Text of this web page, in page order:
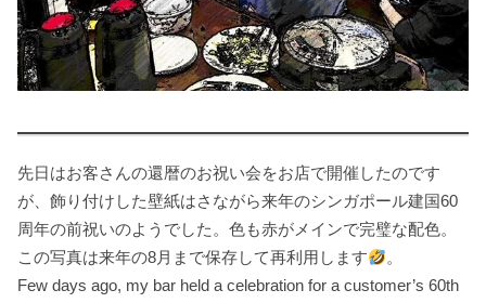
先日はお客さんの還暦のお祝い会をお店で開催したのです
が、飾り付けした壁紙はさながら来年のシンガポール建国60
周年の前祝いのようでした。色も赤がメインで完璧な配色。
この写真は来年の8月まで保存して再利用します
。
Few days ago, my bar held a celebration for a customer’s 60th